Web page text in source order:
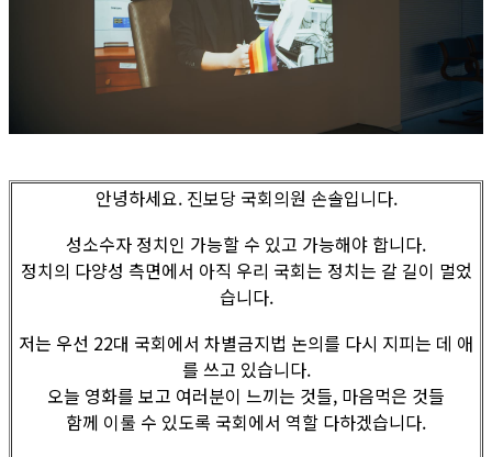
안녕하세요. 진보당 국회의원 손솔입니다.
성소수자 정치인 가능할 수 있고 가능해야 합니다.
정치의 다양성 측면에서 아직 우리 국회는 정치는 갈 길이 멀었
습니다.
저는 우선 22대 국회에서 차별금지법 논의를 다시 지피는 데 애
를 쓰고 있습니다.
오늘 영화를 보고 여러분이 느끼는 것들, 마음먹은 것들
함께 이룰 수 있도록 국회에서 역할 다하겠습니다.